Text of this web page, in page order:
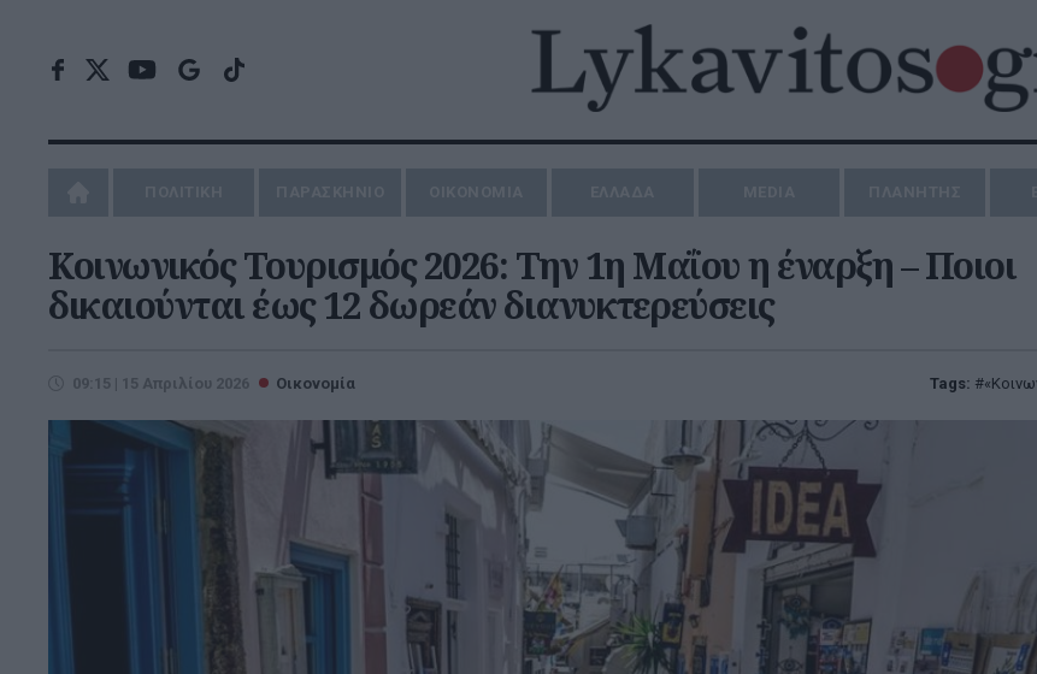
Κοινωνικός Τουρισμός 2026: Την 1η Μαΐου η έναρξη – Ποιοι
δικαιούνται έως 12 δωρεάν διανυκτερεύσεις
09:15 | 15 Απριλίου 2026 Οικονομία Tags: